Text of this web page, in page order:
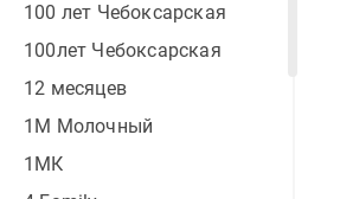
100 лет Чебоксарская
100лет Чебоксарская
12 месяцев
1М Молочный
1МК